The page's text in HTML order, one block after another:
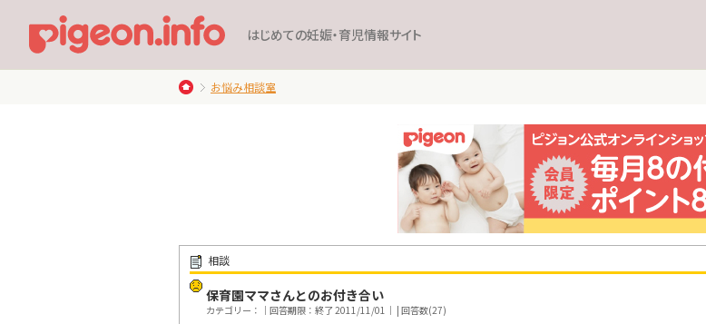
はじめての妊娠・育児情報サイト
お悩み相談室
相談
保育園ママさんとのお付き合い
カテゴリー：｜回答期限：終了 2011/11/01｜ | 回答数(27)